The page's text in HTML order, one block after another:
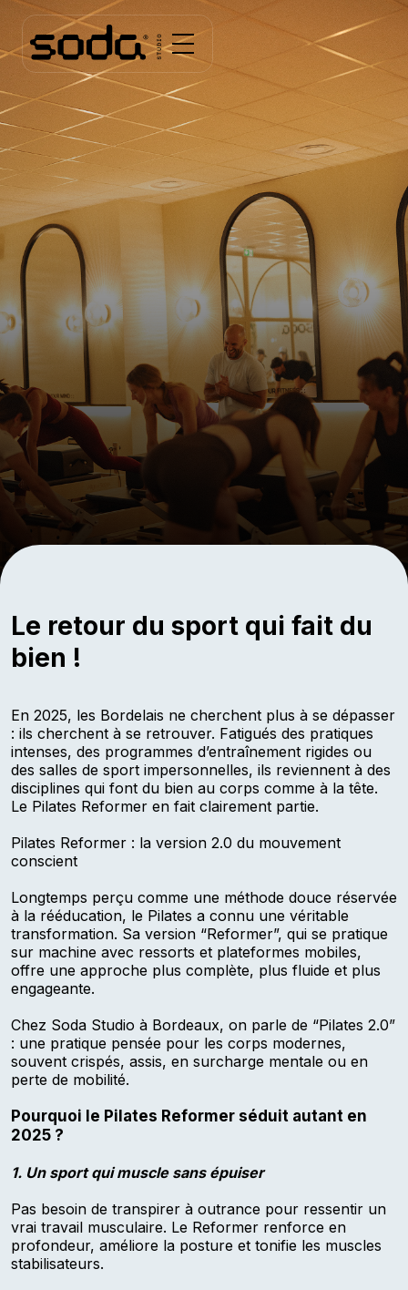
A partir de20 €
TA PREMIÈRE SÉANCE À -50% Réserver
SODA STUDIO
Le retour du sport qui fait du
bien !
En 2025, les Bordelais ne cherchent plus à se dépasser
: ils cherchent à se retrouver. Fatigués des pratiques
intenses, des programmes d’entraînement rigides ou
des salles de sport impersonnelles, ils reviennent à des
disciplines qui font du bien au corps comme à la tête.
Le Pilates Reformer en fait clairement partie.
Pilates Reformer : la version 2.0 du mouvement
conscient
Longtemps perçu comme une méthode douce réservée
à la rééducation, le Pilates a connu une véritable
transformation. Sa version “Reformer”, qui se pratique
sur machine avec ressorts et plateformes mobiles,
offre une approche plus complète, plus fluide et plus
engageante.
Chez Soda Studio à Bordeaux, on parle de “Pilates 2.0”
: une pratique pensée pour les corps modernes,
souvent crispés, assis, en surcharge mentale ou en
perte de mobilité.
Pourquoi le Pilates Reformer séduit autant en
2025 ?
1. Un sport qui muscle sans épuiser
Pas besoin de transpirer à outrance pour ressentir un
vrai travail musculaire. Le Reformer renforce en
profondeur, améliore la posture et tonifie les muscles
stabilisateurs.